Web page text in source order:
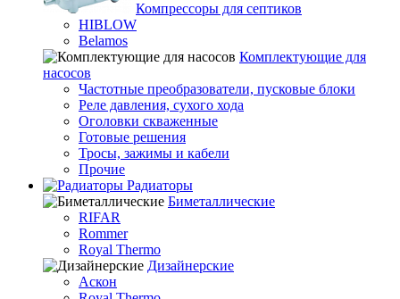
Компрессоры для септиков
HIBLOW
Belamos
Комплектующие для
насосов
Частотные преобразователи, пусковые блоки
Реле давления, сухого хода
Оголовки скваженные
Готовые решения
Тросы, зажимы и кабели
Прочие
Радиаторы
Биметаллические
RIFAR
Rommer
Royal Thermo
Дизайнерские
Аскон